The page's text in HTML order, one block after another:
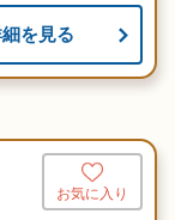
を見る
お気に入り